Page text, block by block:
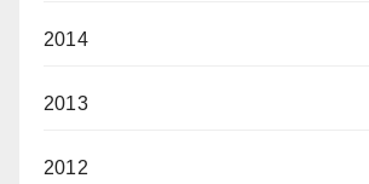
2014
2013
2012